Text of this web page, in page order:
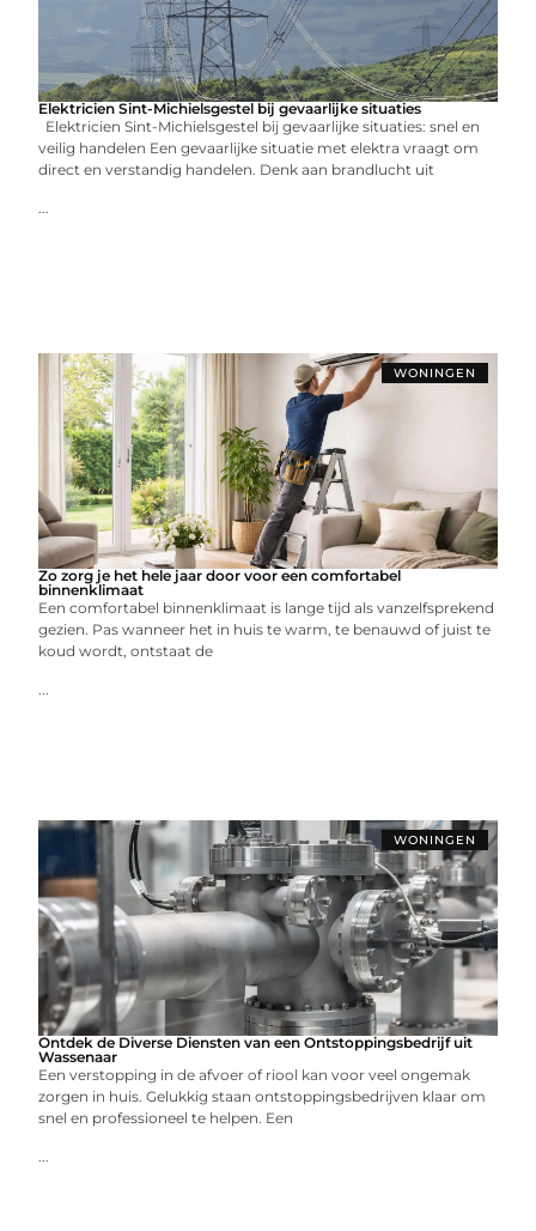
Elektricien Sint-Michielsgestel bij gevaarlijke situaties
Elektricien Sint-Michielsgestel bij gevaarlijke situaties: snel en
veilig handelen Een gevaarlijke situatie met elektra vraagt om
direct en verstandig handelen. Denk aan brandlucht uit
...
WONINGEN
Zo zorg je het hele jaar door voor een comfortabel
binnenklimaat
Een comfortabel binnenklimaat is lange tijd als vanzelfsprekend
gezien. Pas wanneer het in huis te warm, te benauwd of juist te
koud wordt, ontstaat de
...
WONINGEN
Ontdek de Diverse Diensten van een Ontstoppingsbedrijf uit
Wassenaar
Een verstopping in de afvoer of riool kan voor veel ongemak
zorgen in huis. Gelukkig staan ontstoppingsbedrijven klaar om
snel en professioneel te helpen. Een
...